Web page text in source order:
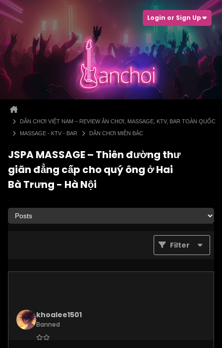
Login or Sign Up
DÂN CHƠI VIỆT NAM – REVIEW ĂN CHƠI, MASSAGE, KTV, BAR TOÀN QUỐC
MASSAGE - KTV - BAR
DÂN CHƠI MIỀN BẮC
JSPA MASSAGE – Thiên đường thư
giãn đẳng cấp cho quý ông ở Hai
Bà Trưng - Hà Nội
Filter
khoalee1501
Banned